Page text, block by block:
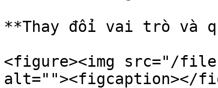
**Thay đổi vai trò và
<figure><img src="/files/
alt=""><figcaption></